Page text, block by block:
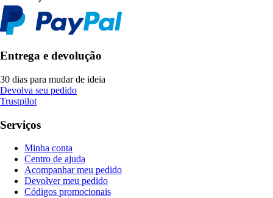
Entrega e devolução
30 dias para mudar de ideia
Devolva seu pedido
Trustpilot
Serviços
Minha conta
Centro de ajuda
Acompanhar meu pedido
Devolver meu pedido
Códigos promocionais